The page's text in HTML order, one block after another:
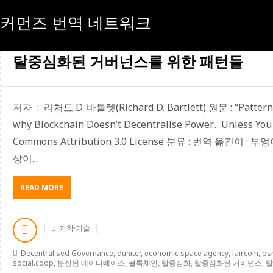
커먼즈 번역 네트워크
[태그:]DUNITER
탈중심화된 거버넌스를 위한 패턴들
저자 : 리처드 D. 바틀렛(Richard D. Bartlett) 원문 :
why Blockchain Doesn’t Decentralise Power… Unless
Commons Attribution 3.0 License 분류 : 번역 옮긴이 : 부
상이...
READ MORE
탈
중
화
거
버
과학·기술
Decentralised Governance, duniter, economic space agency,faircoin,
social.coop, 분산된 데이터베이스, 블록체인, 탈중심화, 탈중심화된 거버넌스,